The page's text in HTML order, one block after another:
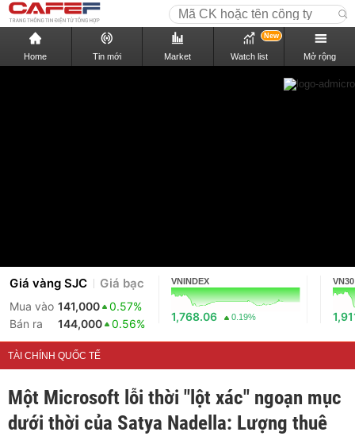
Home Tin mới Market Watch list
New
Mở rộng
Giá vàng SJC Giá bạc
Mua vào 141,000
0.57%
Bán ra
144,000 0.56%
VNINDEX
1,768.06 0.19%
VN30
TÀI CHÍNH QUỐC TẾ
Một Microsoft lỗi thời "lột xác" ngoạn mục
dưới thời của Satya Nadella: Lượng thuê